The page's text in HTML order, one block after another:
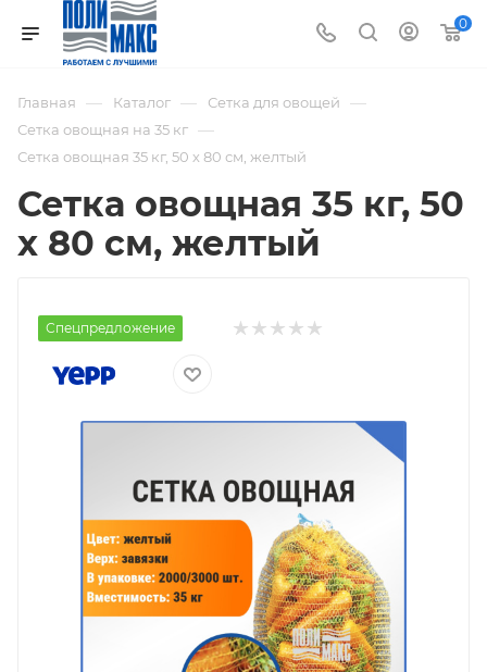
0
Главная — Каталог — Сетка для овощей —
Сетка овощная на 35 кг —
Сетка овощная 35 кг, 50 х 80 см, желтый
Сетка овощная 35 кг, 50
х 80 см, желтый
Спецпредложение